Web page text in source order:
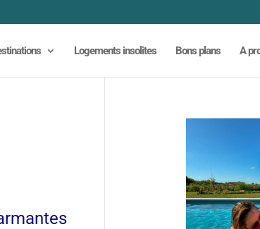
Logements insolites Bons plans A